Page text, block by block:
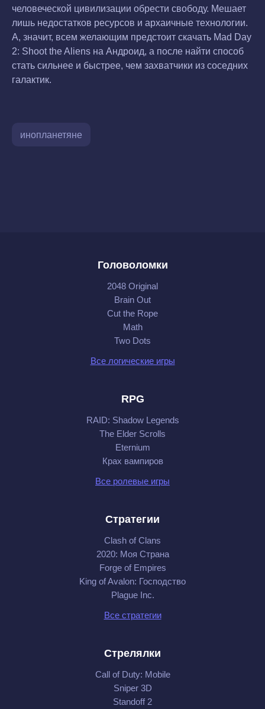
человеческой цивилизации обрести свободу. Мешает
лишь недостатков ресурсов и архаичные технологии.
А, значит, всем желающим предстоит скачать Mad Day
2: Shoot the Aliens на Андроид, а после найти способ
стать сильнее и быстрее, чем захватчики из соседних
галактик.
инопланетяне
Головоломки
2048 Original
Brain Out
Cut the Rope
Math
Two Dots
Все логические игры
RPG
RAID: Shadow Legends
The Elder Scrolls
Eternium
Крах вампиров
Все ролевые игры
Стратегии
Clash of Clans
2020: Моя Cтрана
Forge of Empires
King of Avalon: Господство
Plague Inc.
Все стратегии
Стрелялки
Call of Duty: Mobile
Sniper 3D
Standoff 2